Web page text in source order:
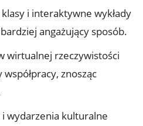
i interaktywne wykłady
angażujący sposób.
wirtualnej rzeczywistości
znosząc
wydarzenia kulturalne